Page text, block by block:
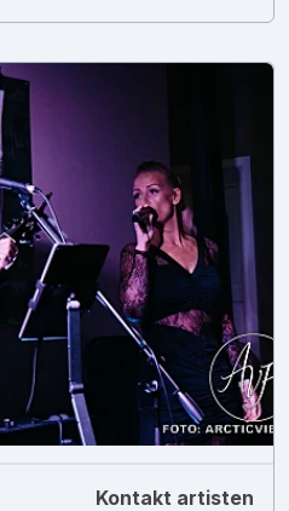
Kontakt artisten